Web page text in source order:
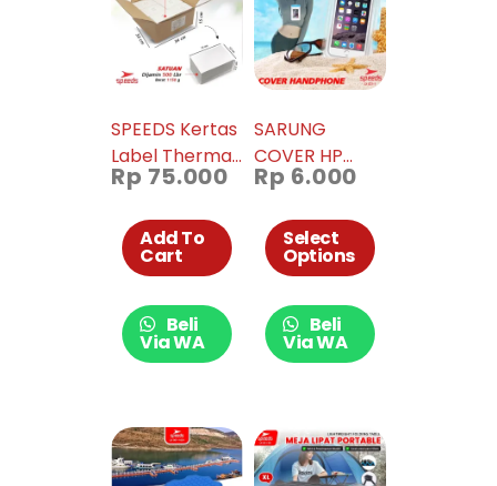
SPEEDS Kertas
Label Thermal
Barcode
Xprinter
Rp 75.000
Add To
Cart
Beli
Via WA
SARUNG
COVER HP
CASE
AIR
WATERPROOF
ANTI AIR MAX
7INCH 021-1
Rp 6.000
Select
Options
Beli
Via WA